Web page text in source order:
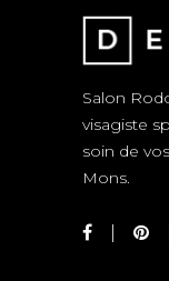
Salon
visagiste
soin de
Mons.